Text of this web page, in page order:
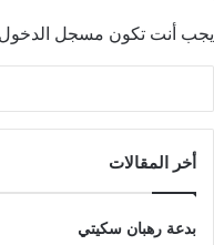
يجب أنت تكون مسجل الدخول
أخر المقالات
بدعة رهبان سكيتي